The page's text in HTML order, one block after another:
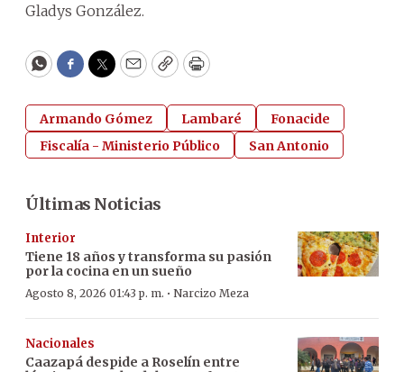
Gladys González.
WhatsApp
Facebook
Twitter
EmailCopyPrint
Armando Gómez Lambaré
Fonacide
Fiscalía - Ministerio Público
San Antonio
Últimas Noticias
Interior
Tiene 18 años y transforma su pasión
por la cocina en un sueño
Agosto 8, 2026 01:43 p. m. · Narcizo Meza
Nacionales
Caazapá despide a Roselín entre